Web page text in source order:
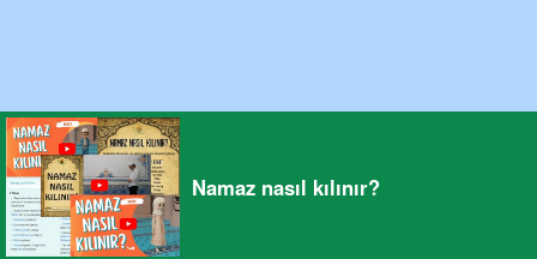
Namaz nasıl kılınır?